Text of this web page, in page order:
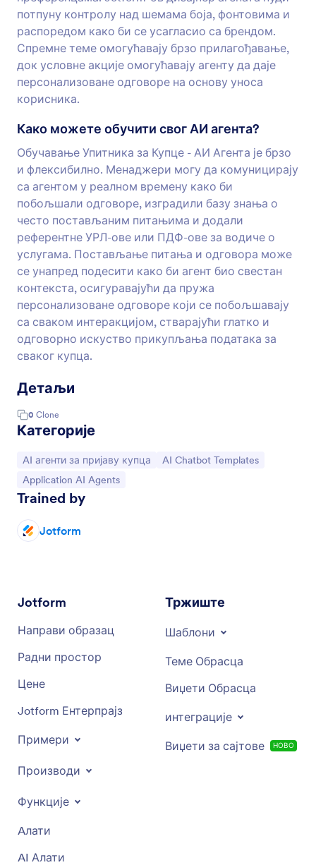
потпуну контролу над шемама боја, фонтовима и
распоредом како би се усагласио са брендом.
Спремне теме омогућавају брзо прилагођавање,
док условне акције омогућавају агенту да даје
персонализоване одговоре на основу уноса
корисника.
Како можете обучити свог АИ агента?
Обучавање Упитника за Купце - АИ Агента је брзо
и флексибилно. Менаджери могу да комуницирају
са агентом у реалном времену како би
побољшали одговоре, изградили базу знања о
често постављаним питањима и додали
референтне УРЛ-ове или ПДФ-ове за водиче о
услугама. Постављање питања и одговора може
се унапред подесити како би агент био свестан
контекста, осигуравајући да пружа
персонализоване одговоре који се побољшавају
са сваком интеракцијом, стварајући глатко и
одговорно искуство прикупљања података за
сваког купца.
Детаљи
0 Clone
Категорије
Иди на категорију:
AI агенти за пријаву купца Иди на категорију:
AI Chatbot Templates
Иди на категорију:
Application AI Agents
Trained by
Jotform
Jotform
Направи образац
Радни простор
Цене
Jotform Ентерпрајз
Примери
Производи
Функције
Aлати
AI Алати
Тржиште
Шаблони
Теме Обрасца
Виџети Обрасца
интеграције
Виџети за сајтове НОВО